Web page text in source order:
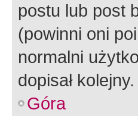
postu lub post
(powinni oni
normalni
dopisał kolejny.
Góra